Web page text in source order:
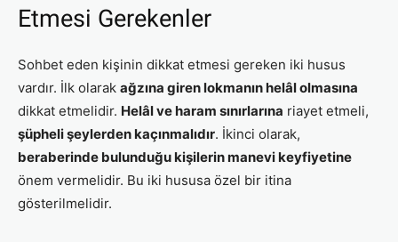
Etmesi Gerekenler
Sohbet eden kişinin dikkat etmesi gereken iki husus
vardır. İlk olarak ağzına giren lokmanın helâl olmasına
dikkat etmelidir. Helâl ve haram sınırlarına riayet etmeli,
şüpheli şeylerden kaçınmalıdır. İkinci olarak,
beraberinde bulunduğu kişilerin manevi keyfiyetine
önem vermelidir. Bu iki hususa özel bir itina
gösterilmelidir.